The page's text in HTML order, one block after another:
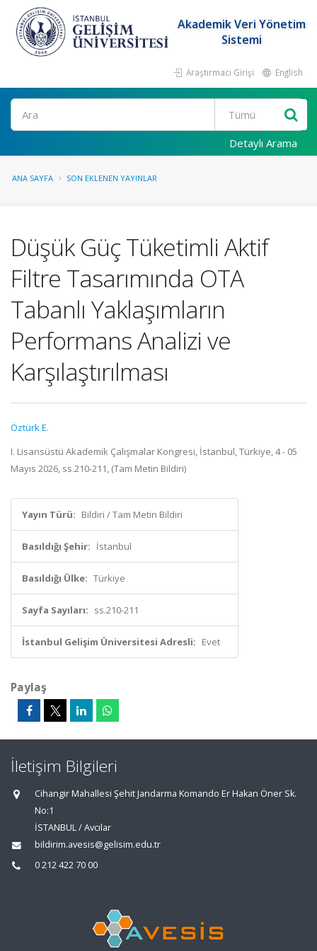
Akademik Veri Yönetim
Sistemi
Araştırmacı Girişi English
Ara
Detaylı Arama
ANA SAYFA SON EKLENEN YAYINLAR
Düşük Güç Tüketimli Aktif
Filtre Tasarımında OTA
Tabanlı Yaklaşımların
Performans Analizi ve
Karşılaştırılması
Öztürk E.
I. Lisansüstü Akademik Çalışmalar Kongresi, İstanbul, Türkiye, 4 - 05
Mayıs 2026, ss.210-211, (Tam Metin Bildiri)
Yayın Türü: Bildiri / Tam Metin Bildiri
Basıldığı Şehir: İstanbul
Basıldığı Ülke: Türkiye
Sayfa Sayıları: ss.210-211
İstanbul Gelişim Üniversitesi Adresli: Evet
Paylaş
İletişim Bilgileri
Cihangir Mahallesi Şehit Jandarma Komando Er Hakan Öner Sk.
No:1
İSTANBUL / Avcılar
bildirim.avesis@gelisim.edu.tr
0 212 422 70 00